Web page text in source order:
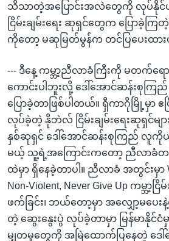
ကျော်
ရန်
သိသာတဲ့အပြောင်းအလဲတွေကို လုပ်နို
ငြိမ်းချမ်းရေး ဆုရှင်တွေက ပြောခဲ့က
ကိုတော့ မဆုမြတ်မွန်က တင်ပြပေးထာ
--- ဒီနေ့ ကမ္ဘာ့ညီလာခံကြီးကို မတက်
ကောင်းပါဘူးလို့ ဒေါ်အောင်ဆန်းစုက
ပြောခဲ့တာဖြစ်ပါတယ်။ ရှီကာဂိုမြို့မှာ
လုပ်ခဲ့တဲ့ နိုဘဲလ် ငြိမ်းချမ်းရေးဆုရှင်မ
နှစ်ဆုရှင် ဒေါ်အောင်ဆန်းစုကြည် လူ
မယ့် သူ့ရဲ့အကြောင်းကတော့ ညီလာခံတ
ထဲမှာ ရှိနေခဲ့တာပါ။ ညီလာခံ အတွင်းမှာ
Non-Violent, Never Give Up ကမ္ဘာ့ငြိ
ဖက်ခြင်း၊ ဘယ်တော့မှာ အလျှော့မပေ
တဲ့ ဆွေးနွေးပွဲ လုပ်ခဲ့တာမှာ မြန်မာနိုင်ငံ
မျှတမှုတွေကို အမြဲထောက်ပြနေတဲ့ ဒေ